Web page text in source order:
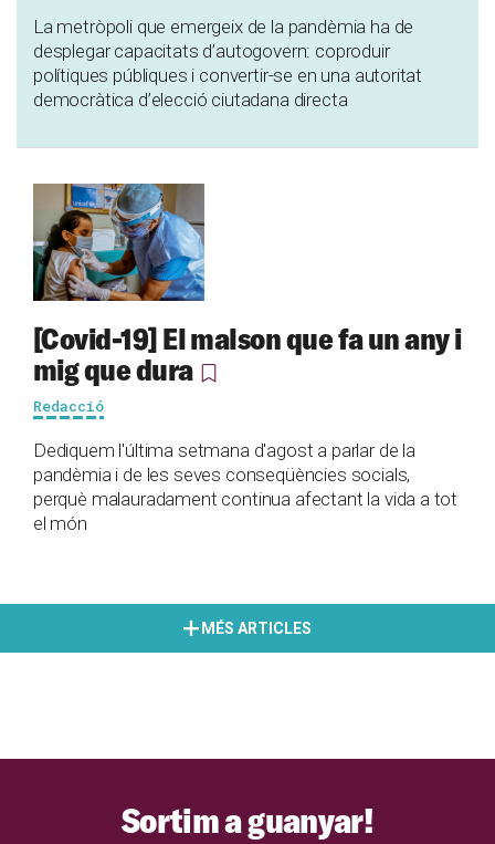
La metròpoli que emergeix de la pandèmia ha de
desplegar capacitats d’autogovern: coproduir
polítiques públiques i convertir-se en una autoritat
democràtica d’elecció ciutadana directa
[Covid-19] El malson que fa un any i
mig que dura
Redacció
Dediquem l'última setmana d'agost a parlar de la
pandèmia i de les seves conseqüències socials,
perquè malauradament continua afectant la vida a tot
el món
MÉS ARTICLES
Sortim a guanyar!